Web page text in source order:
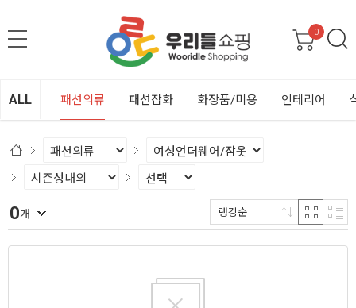
0
ALL 패션의류 패션잡화 화장품/미용 인테리어
0개 랭킹순